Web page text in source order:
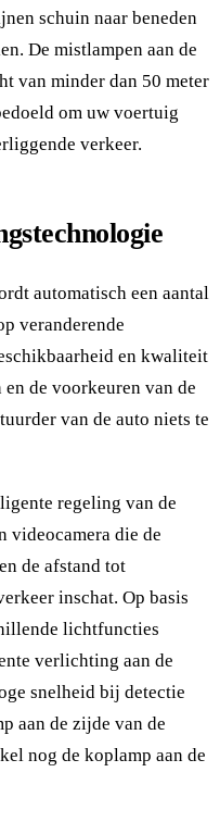
schuin naar beneden
De mistlampen aan de
van minder dan 50 meter
om uw voertuig
verkeer.
automatisch een aantal
veranderende
en kwaliteit
de voorkeuren van de
van de auto niets te
regeling van de
videocamera die de
de afstand tot
inschat. Op basis
lichtfuncties
verlichting aan de
snelheid bij detectie
aan de zijde van de
nog de koplamp aan de